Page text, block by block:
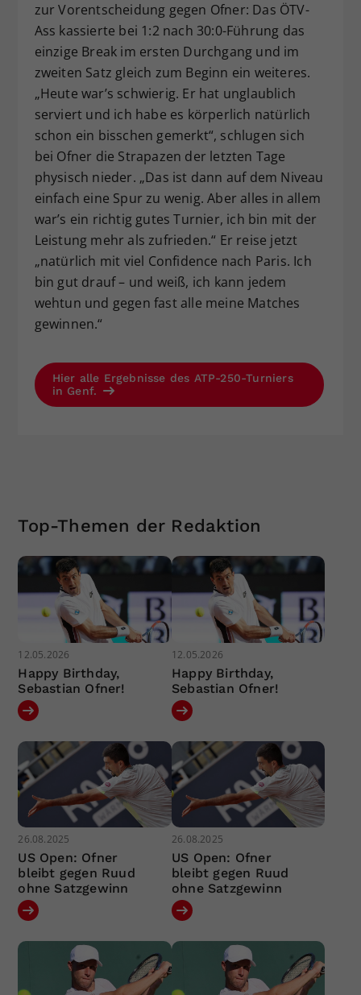
zur Vorentscheidung gegen Ofner: Das ÖTV-
Ass kassierte bei 1:2 nach 30:0-Führung das
einzige Break im ersten Durchgang und im
zweiten Satz gleich zum Beginn ein weiteres.
„Heute war’s schwierig. Er hat unglaublich
serviert und ich habe es körperlich natürlich
schon ein bisschen gemerkt“, schlugen sich
bei Ofner die Strapazen der letzten Tage
physisch nieder. „Das ist dann auf dem Niveau
einfach eine Spur zu wenig. Aber alles in allem
war’s ein richtig gutes Turnier, ich bin mit der
Leistung mehr als zufrieden.“ Er reise jetzt
„natürlich mit viel Confidence nach Paris. Ich
bin gut drauf – und weiß, ich kann jedem
wehtun und gegen fast alle meine Matches
gewinnen.“
Hier alle Ergebnisse des ATP-250-Turniers
in Genf.
Top-Themen der Redaktion
12.05.2026
Happy Birthday,
Sebastian Ofner!
12.05.2026
Happy Birthday,
Sebastian Ofner!
26.08.2025
US Open: Ofner
bleibt gegen Ruud
ohne Satzgewinn
26.08.2025
US Open: Ofner
bleibt gegen Ruud
ohne Satzgewinn